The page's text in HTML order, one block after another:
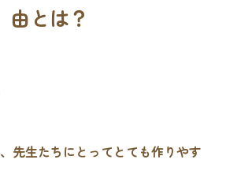
由 とは？
先生たちにとってとても作りやす